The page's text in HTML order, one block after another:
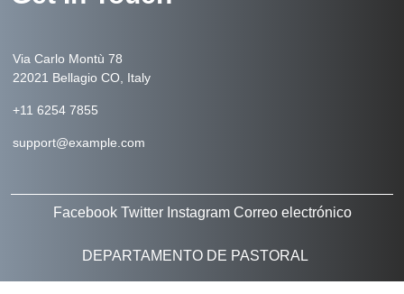
Via Carlo Montù 78
22021 Bellagio CO, Italy
+11 6254 7855
support@example.com
Facebook Twitter Instagram Correo electrónico
DEPARTAMENTO DE PASTORAL